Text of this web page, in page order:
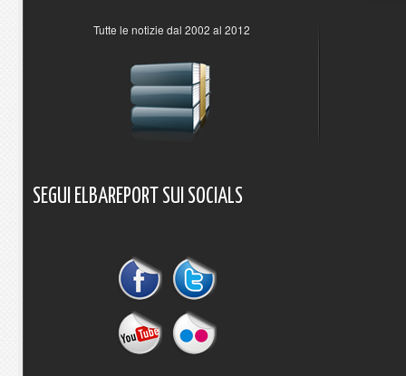
Tutte le notizie dal 2002 al 2012
SEGUI ELBAREPORT SUI SOCIALS